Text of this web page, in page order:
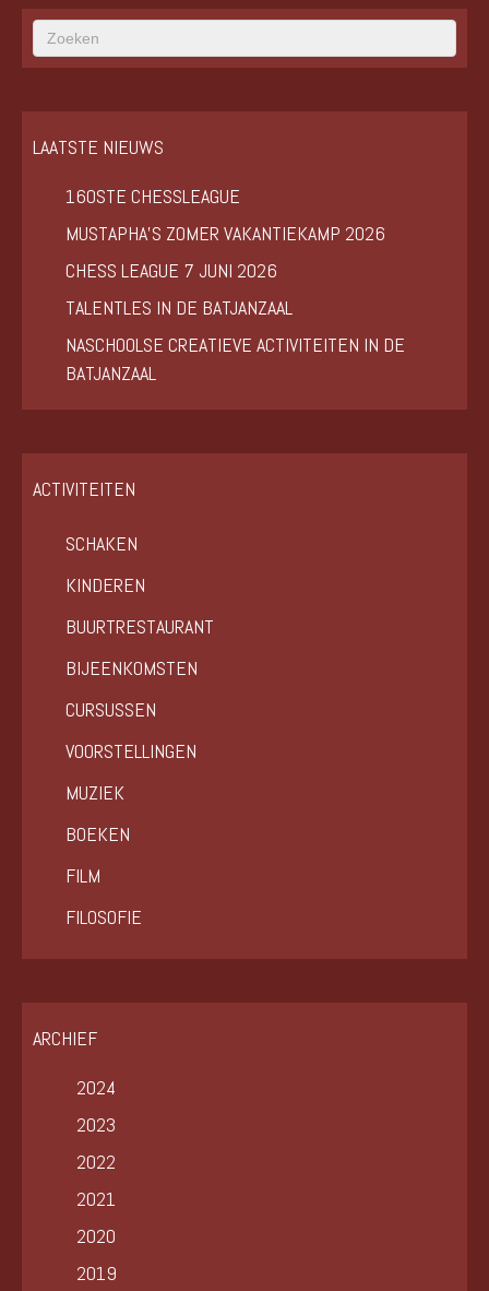
LAATSTE NIEUWS
160STE CHESSLEAGUE
MUSTAPHA’S ZOMER VAKANTIEKAMP 2026
CHESS LEAGUE 7 JUNI 2026
TALENTLES IN DE BATJANZAAL
NASCHOOLSE CREATIEVE ACTIVITEITEN IN DE
BATJANZAAL
ACTIVITEITEN
SCHAKEN
KINDEREN
BUURTRESTAURANT
BIJEENKOMSTEN
CURSUSSEN
VOORSTELLINGEN
MUZIEK
BOEKEN
FILM
FILOSOFIE
ARCHIEF
2024
2023
2022
2021
2020
2019